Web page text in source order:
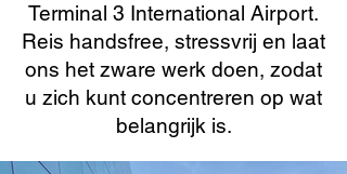
Terminal 3 International Airport.
Reis handsfree, stressvrij en laat
ons het zware werk doen, zodat
u zich kunt concentreren op wat
belangrijk is.